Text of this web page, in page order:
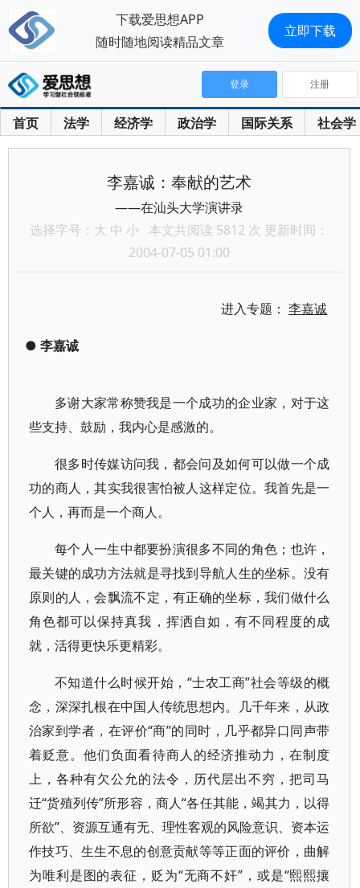
首页 法学 经济学 政治学 国际关系 社会学
登录 注册
李嘉诚：奉献的艺术
——在汕头大学演讲录
选择字号： 大 中 小 本文共阅读 5812 次 更新时间：
2004-07-05 01:00
进入专题：李嘉诚
● 李嘉诚
多谢大家常称赞我是一个成功的企业家，对于这
些支持、鼓励，我内心是感激的。
很多时传媒访问我，都会问及如何可以做一个成
功的商人，其实我很害怕被人这样定位。我首先是一
个人，再而是一个商人。
每个人一生中都要扮演很多不同的角色；也许，
最关键的成功方法就是寻找到导航人生的坐标。没有
原则的人，会飘流不定，有正确的坐标，我们做什么
角色都可以保持真我，挥洒自如，有不同程度的成
就，活得更快乐更精彩。
不知道什么时候开始，“士农工商”社会等级的概
念，深深扎根在中国人传统思想内。几千年来，从政
治家到学者，在评价“商”的同时，几乎都异口同声带
着贬意。他们负面看待商人的经济推动力，在制度
上，各种有欠公允的法令，历代层出不穷，把司马
迁“货殖列传”所形容，商人“各任其能，竭其力，以得
所欲”、资源互通有无、理性客观的风险意识、资本运
作技巧、生生不息的创意贡献等等正面的评价，曲解
为唯利是图的表征，贬为“无商不奸”，或是“熙熙攘
下载爱思想APP
随时随地阅读精品文章
立即下载